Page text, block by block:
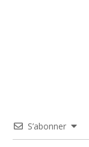
S’abonner